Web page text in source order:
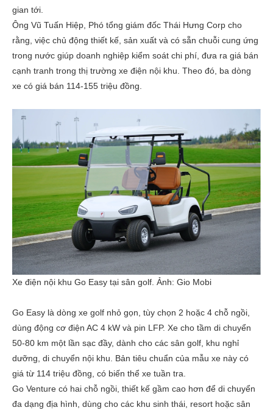
gian tới.
Ông Vũ Tuấn Hiệp, Phó tổng giám đốc Thái Hưng Corp cho
rằng, việc chủ động thiết kế, sản xuất và có sẵn chuỗi cung ứng
trong nước giúp doanh nghiệp kiểm soát chi phí, đưa ra giá bán
cạnh tranh trong thị trường xe điện nội khu. Theo đó, ba dòng
xe có giá bán 114-155 triệu đồng.
Xe điện nội khu Go Easy tại sân golf. Ảnh: Gio Mobi
Go Easy là dòng xe golf nhỏ gọn, tùy chọn 2 hoặc 4 chỗ ngồi,
dùng động cơ điện AC 4 kW và pin LFP. Xe cho tầm di chuyển
50-80 km một lần sạc đầy, dành cho các sân golf, khu nghỉ
dưỡng, di chuyển nội khu. Bản tiêu chuẩn của mẫu xe này có
giá từ 114 triệu đồng, có biến thể xe tuần tra.
Go Venture có hai chỗ ngồi, thiết kế gầm cao hơn để di chuyển
đa dạng địa hình, dùng cho các khu sinh thái, resort hoặc sân